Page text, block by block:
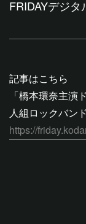
FRIDAYデジタ
記事はこちら
「橋本環奈主演
人組ロックバン
https://